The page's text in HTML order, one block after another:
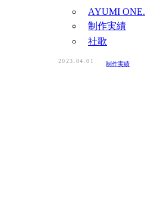
AYUMI ONE.
制作実績
社歌
2023.04.01 制作実績